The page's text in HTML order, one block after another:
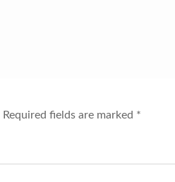
Required fields are marked *